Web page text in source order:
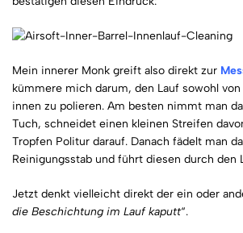
Mein innerer Monk greift also direkt zur
kümmere mich darum, den Lauf sowohl von
innen zu polieren. Am besten nimmt man
Tuch, schneidet einen kleinen Streifen
Tropfen Politur darauf. Danach fädelt man
Reinigungsstab und führt diesen durch den
Jetzt denkt vielleicht direkt der ein oder
die Beschichtung im Lauf kaputt“.